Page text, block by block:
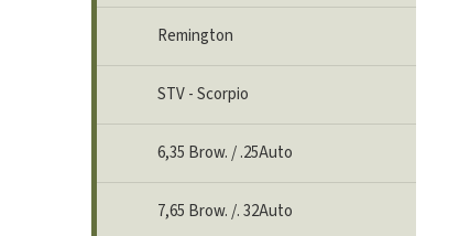
Remington
STV - Scorpio
6,35 Brow. / .25Auto
7,65 Brow. /. 32Auto